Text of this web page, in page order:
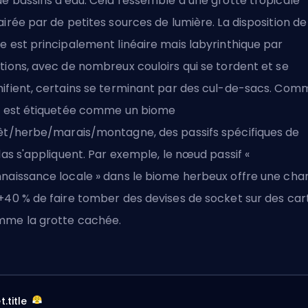
par de petites sources de lumière. La disposition
est principalement linéaire mais labyrinthique par
avec de nombreux couloirs qui se tordent et se
certains se terminant par des cul-de-sacs.
est étiquetée comme un biome
herbe/marais/montagne, des passifs spécifiques de
s'appliquent. Par exemple, le nœud passif «
locale » dans le biome herbeux offre une
% de faire tomber des devises de socket sur des
la grotte cachée.